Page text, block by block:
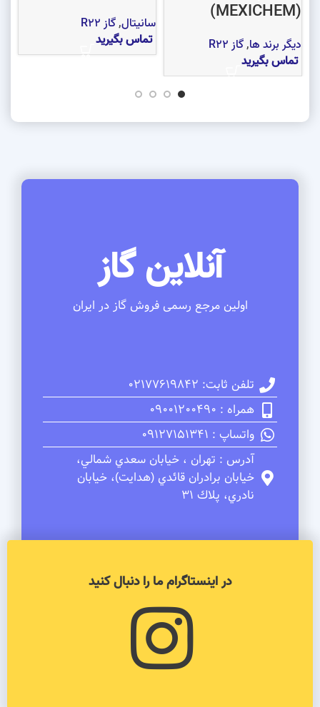
(MEXICHEM)
دیگر برند ها,گاز R22
تماس بگیرید
سانیتال,گاز R22
تماس بگیرید
آنلاین گاز
اولین مرجع رسمی فروش گاز در ایران
تلفن ثابت: 02177619842
همراه : 09001200490
واتساپ : 09127151341
آدرس : تهران ، خيابان سعدي شمالي،
خيابان برادران قائدي (هدايت)، خيابان
نادري، پلاك 31
در اینستاگرام ما را دنبال کنید